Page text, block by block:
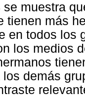
se muestra
tienen más
en todos los
los medios
demás